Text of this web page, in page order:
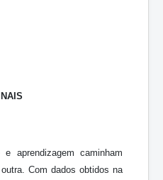
aprendizagem caminham
Com dados obtidos na